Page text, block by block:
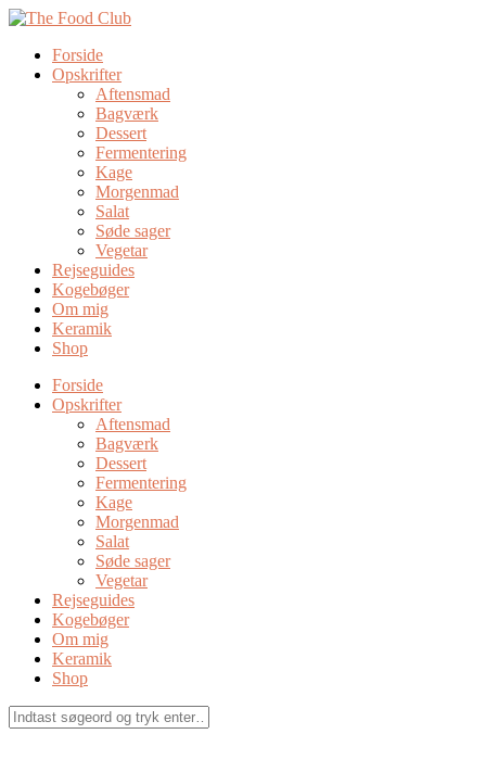
Forside
Opskrifter
Aftensmad
Bagværk
Dessert
Fermentering
Kage
Morgenmad
Salat
Søde sager
Vegetar
Rejseguides
Kogebøger
Om mig
Keramik
Shop
Forside
Opskrifter
Aftensmad
Bagværk
Dessert
Fermentering
Kage
Morgenmad
Salat
Søde sager
Vegetar
Rejseguides
Kogebøger
Om mig
Keramik
Shop